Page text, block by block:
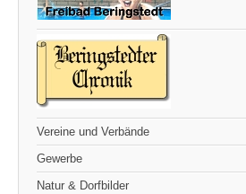
Vereine und Verbände
Gewerbe
Natur & Dorfbilder